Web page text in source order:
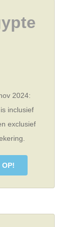
2024:
inclusief
exclusief
OP!